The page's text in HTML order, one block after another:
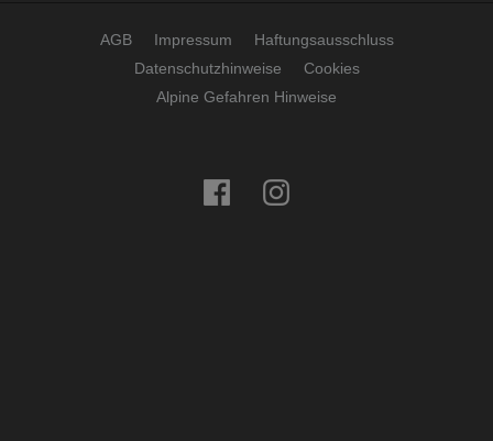
AGB Impressum
Haftungsausschluss
Datenschutzhinweise
Cookies
Alpine Gefahren Hinweise